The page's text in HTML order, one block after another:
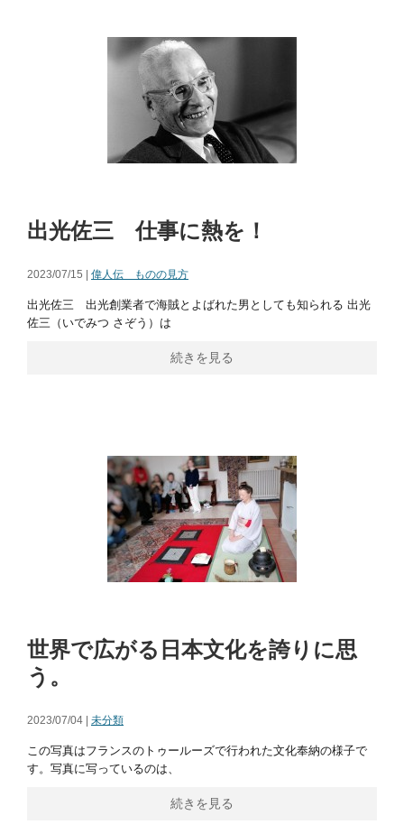
出光佐三 仕事に熱を！
2023/07/15 | 偉人伝 ものの見方
出光佐三 出光創業者で海賊とよばれた男としても知られる 出光
佐三（いでみつ さぞう）は
続きを見る
世界で広がる日本文化を誇りに思
う。
2023/07/04 | 未分類
この写真はフランスのトゥールーズで行われた文化奉納の様子で
す。写真に写っているのは、
続きを見る